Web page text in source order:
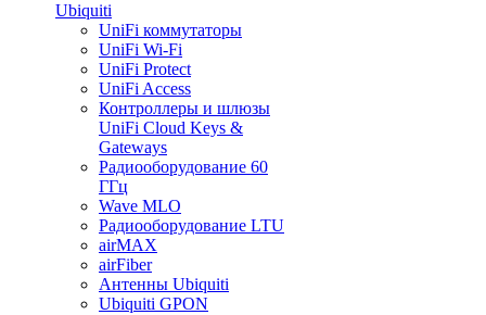
Ubiquiti
UniFi коммутаторы
UniFi Wi-Fi
UniFi Protect
UniFi Access
Контроллеры и шлюзы
UniFi Cloud Keys &
Gateways
Радиооборудование 60
ГГц
Wave MLO
Радиооборудование LTU
airMAX
airFiber
Антенны Ubiquiti
Ubiquiti GPON